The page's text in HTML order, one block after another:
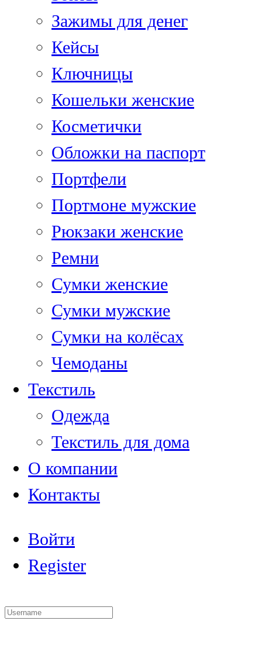
Зажимы для денег
Кейсы
Ключницы
Кошельки женские
Косметички
Обложки на паспорт
Портфели
Портмоне мужские
Рюкзаки женские
Ремни
Сумки женские
Сумки мужские
Сумки на колёсах
Чемоданы
Текстиль
Одежда
Текстиль для дома
О компании
Контакты
Войти
Register